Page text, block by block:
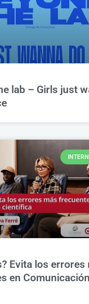
lab – Girls just
Evita los errores
en Comunicación